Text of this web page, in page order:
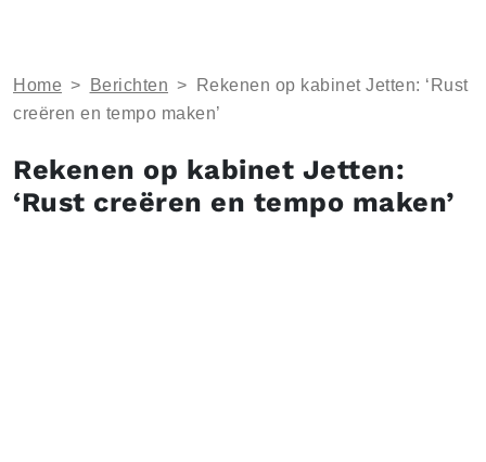
Home > Berichten >
Rekenen op kabinet Jetten: ‘Rust
creëren en tempo maken’
Rekenen op kabinet Jetten:
‘Rust creëren en tempo maken’